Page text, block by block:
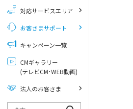
対応サービスエリア
お客さまサポート
キャンペーン一覧
CMギャラリー
(テレビCM･WEB動画)
法人のお客さま